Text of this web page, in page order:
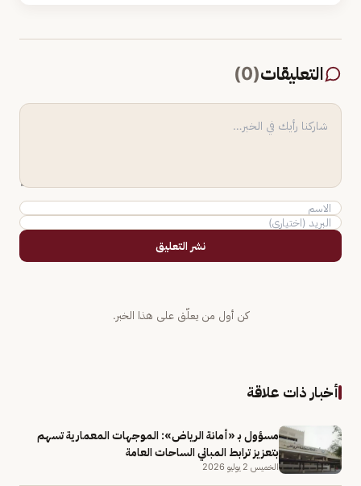
التعليقات(
0
)
نشر التعليق
كن أول من يعلّق على هذا الخبر.
أخبار ذات علاقة
مسؤول بـ «أمانة الرياض»: الموجهات المعمارية تسهم
بتعزيز ترابط المباني الساحات العامة
الخميس 2 يوليو 2026